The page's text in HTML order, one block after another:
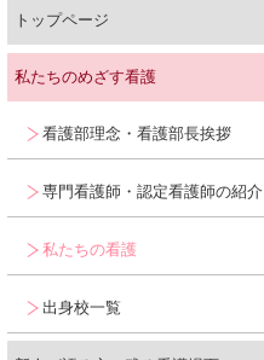
トップページ
私たちのめざす看護
看護部理念・看護部長挨拶
専門看護師・認定看護師の紹介
私たちの看護
出身校一覧
キャリア開発支援
研修会・勉強会
研修報告
募集要項
合同就職説明会
説明会・就業体験
福利厚生
問い合わせ・資料請求